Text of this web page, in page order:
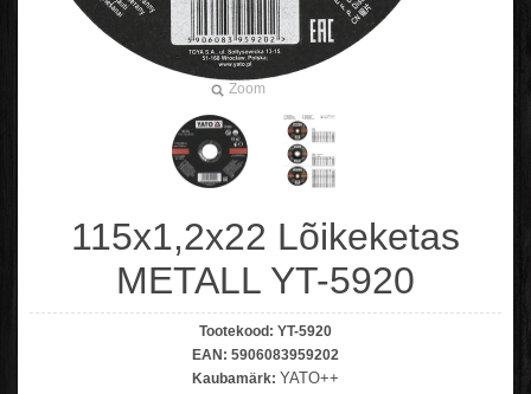
Zoom
115x1,2x22 Lõikeketas
METALL YT-5920
Tootekood: YT-5920
EAN: 5906083959202
Kaubamärk: YATO++